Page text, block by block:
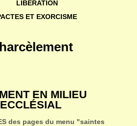
LIBÉRATION
ET EXORCISME
EN MILIEU
des pages du menu "saintes